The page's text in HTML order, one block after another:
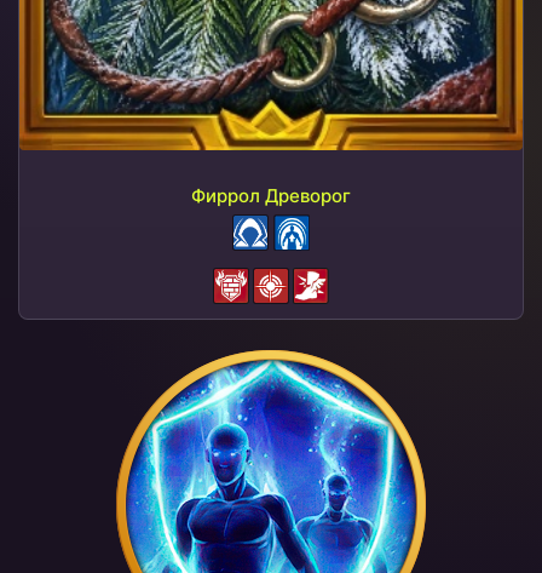
Фиррол Древорог